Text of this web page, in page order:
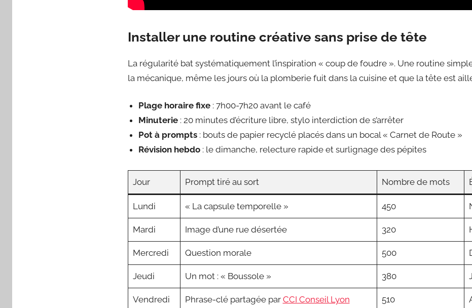
Installer une routine créative sans prise de tête
La régularité bat systématiquement l’inspiration « coup de foudre ». Une routine
la mécanique, même les jours où la plomberie fuit dans la cuisine et que la tête est
Plage horaire fixe : 7h00-7h20 avant le café
Minuterie : 20 minutes d’écriture libre, stylo interdiction de s’arrêter
Pot à prompts : bouts de papier recyclé placés dans un bocal « Carnet de Route »
Révision hebdo : le dimanche, relecture rapide et surlignage des pépites
Jour Prompt tiré au sort Nombre de mots
Lundi « La capsule temporelle » 450
Mardi Image d’une rue désertée 320
Mercredi Question morale 500
Jeudi Un mot : « Boussole » 380
Vendredi Phrase-clé partagée par CCI Conseil Lyon 510